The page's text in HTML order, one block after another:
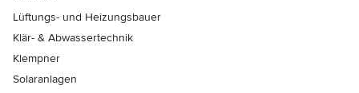
Lüftungs- und Heizungsbauer
Klär- & Abwassertechnik
Klempner
Solaranlagen